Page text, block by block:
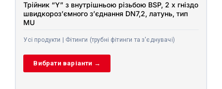
Трійник “Y” з внутрішньою різьбою BSP, 2 x гніздо
швидкороз’ємного з’єднання DN7,2, латунь, тип
MU
Усі продукти | Фітинги (трубні фітинги та з'єднувачі)
Вибрати варіанти →